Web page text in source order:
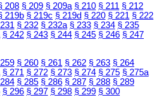
208 § 209 § 209a § 210 § 211 § 212
219b § 219c § 219d § 220 § 221 § 222
§ 232 § 232a § 233 § 234 § 235
§ 242 § 243 § 244 § 245 § 246 § 247
§ 260 § 261 § 262 § 263 § 264
§ 271 § 272 § 273 § 274 § 275 § 275a
§ 285 § 286 § 287 § 288 § 289
§ 296 § 297 § 298 § 299 § 300